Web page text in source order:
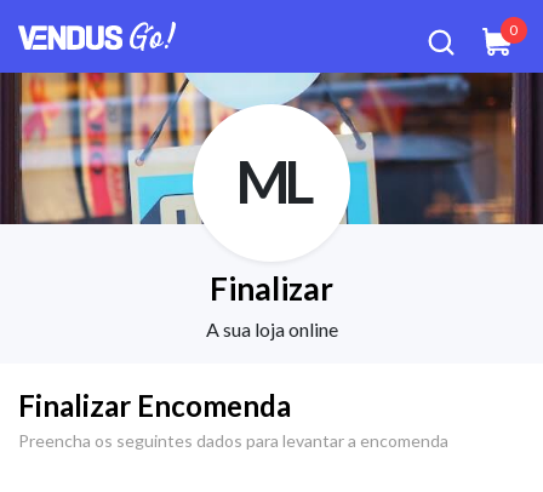
0
ML
Finalizar
A sua loja online
Finalizar Encomenda
Preencha os seguintes dados para levantar a encomenda